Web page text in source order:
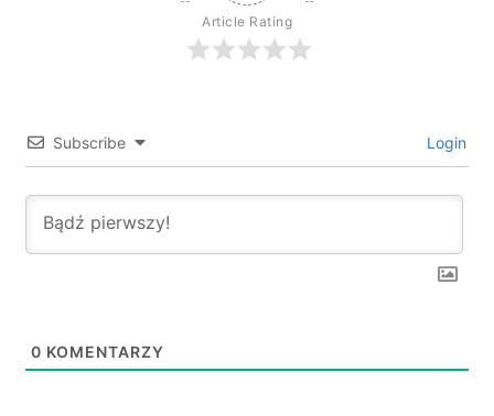
Article Rating
Subscribe Login
0 KOMENTARZY